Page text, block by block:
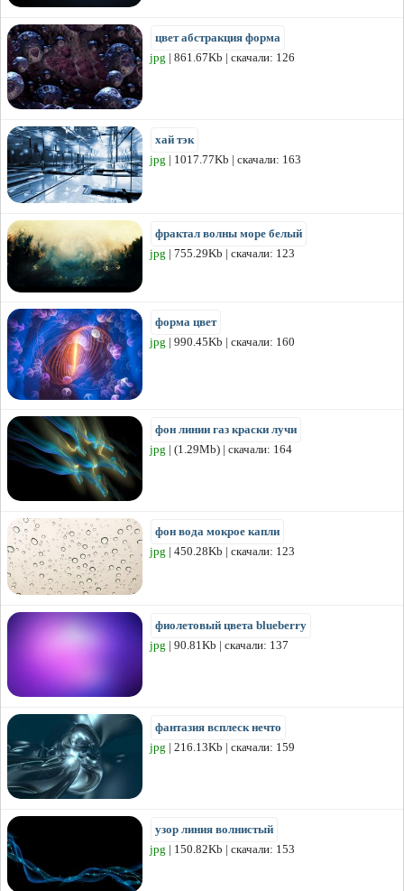
цвет абстракция форма
jpg | 861.67Kb | скачали: 126
хай тэк
jpg | 1017.77Kb | скачали: 163
фрактал волны море белый
jpg | 755.29Kb | скачали: 123
форма цвет
jpg | 990.45Kb | скачали: 160
фон линии газ краски лучи
jpg | (1.29Mb) | скачали: 164
фон вода мокрое капли
jpg | 450.28Kb | скачали: 123
фиолетовый цвета blueberry
jpg | 90.81Kb | скачали: 137
фантазия всплеск нечто
jpg | 216.13Kb | скачали: 159
узор линия волнистый
jpg | 150.82Kb | скачали: 153